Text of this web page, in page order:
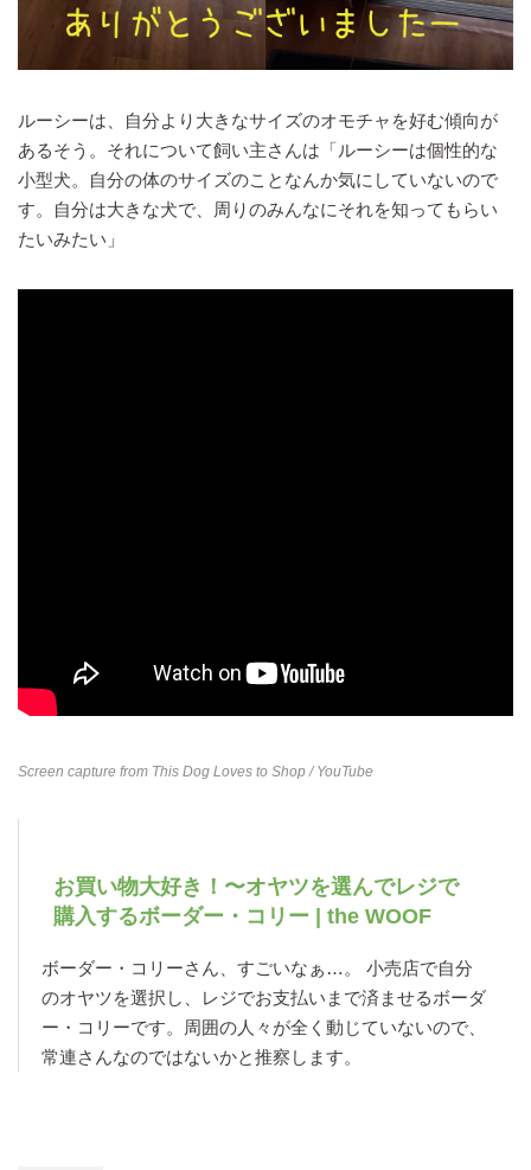
ルーシーは、自分より大きなサイズのオモチャを好む傾向が
あるそう。それについて飼い主さんは「ルーシーは個性的な
小型犬。自分の体のサイズのことなんか気にしていないので
す。自分は大きな犬で、周りのみんなにそれを知ってもらい
たいみたい」
Screen capture from This Dog Loves to Shop / YouTube
お買い物大好き！〜オヤツを選んでレジで
購入するボーダー・コリー | the WOOF
ボーダー・コリーさん、すごいなぁ…。 小売店で自分
のオヤツを選択し、レジでお支払いまで済ませるボーダ
ー・コリーです。周囲の人々が全く動じていないので、
常連さんなのではないかと推察します。